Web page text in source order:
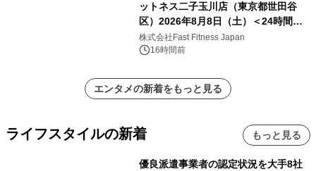
ットネス二子玉川店（東京都世田谷
区）2026年8月8日（土）＜24時間年
中無休のフィットネスジム＞
株式会社Fast Fitness Japan
16時間前
エンタメの新着をもっと見る
ライフスタイルの新着 もっと見る
優良派遣事業者の認定状況を大手8社